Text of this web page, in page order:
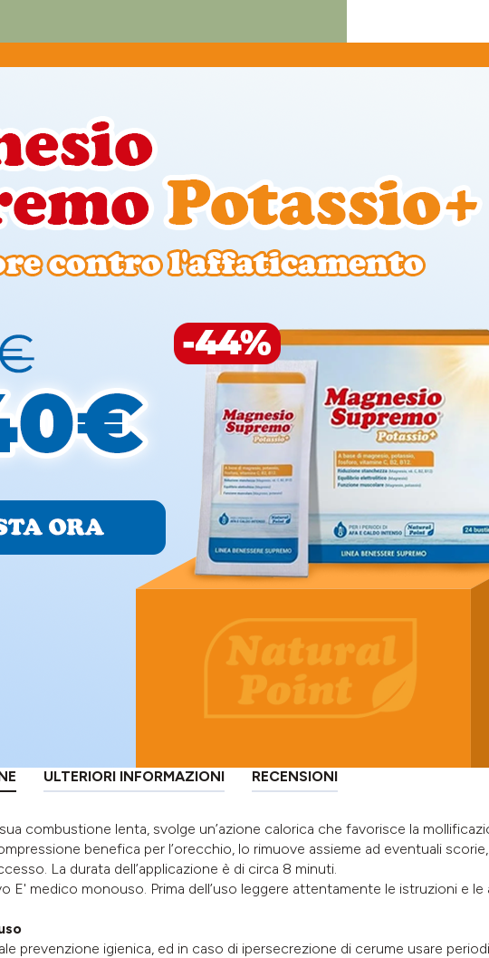
ULTERIORI INFORMAZIONI RECENSIONI
combustione lenta, svolge un’azione calorica che favorisce la
benefica per l’orecchio, lo rimuove assieme ad eventuali
La durata dell’applicazione è di circa 8 minuti.
E' medico monouso. Prima dell’uso leggere attentamente le istruzioni e
prevenzione igienica, ed in caso di ipersecrezione di cerume usare